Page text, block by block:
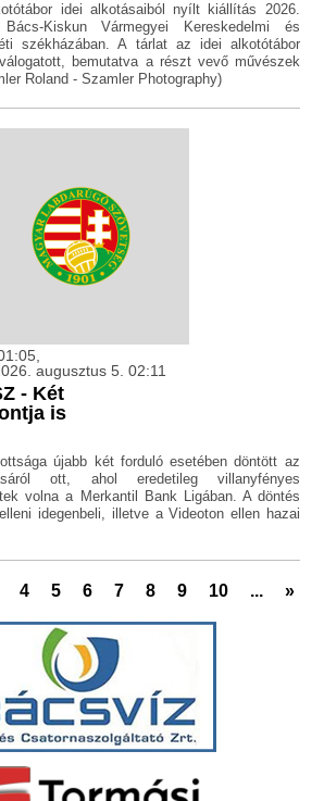
idei alkotásaiból nyílt kiállítás 2026.
Kiskun Vármegyei Kereskedelmi és
székházában. A tárlat az idei alkotótábor
bemutatva a részt vevő művészek
Roland - Szamler Photography)
augusztus 5. 02:11
- Két
is
újabb két forduló esetében döntött az
ott, ahol eredetileg villanyfényes
volna a Merkantil Bank Ligában. A döntés
idegenbeli, illetve a Videoton ellen hazai
4 5 6 7 8 9 10 ... »